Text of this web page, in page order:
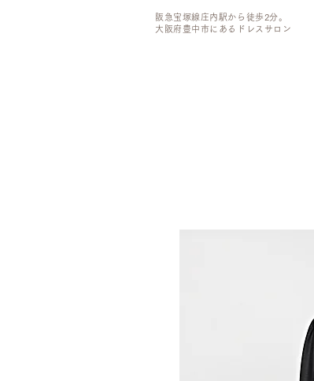
阪急宝塚線庄内駅から徒歩2分。
大阪府豊中市にあるドレスサロン